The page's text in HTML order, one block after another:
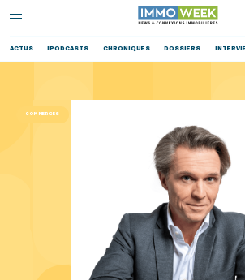
ACTUS IPODCASTS CHRONIQUES DOSSIERS
COMMERCES